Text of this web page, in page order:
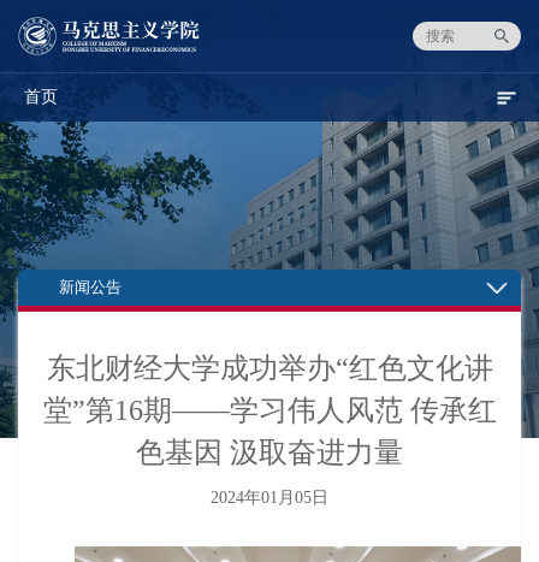
首页
新闻公告
东北财经大学成功举办“红色文化讲
堂”第16期——学习伟人风范 传承红
色基因 汲取奋进力量
2024年01月05日